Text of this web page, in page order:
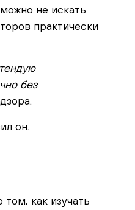
не искать
практически
без
он.
как изучать